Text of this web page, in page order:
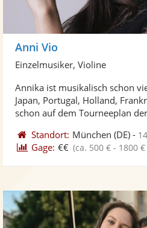
Anni Vio
Einzelmusiker, Violine
Annika ist musikalisch schon
Japan, Portugal, Holland,
schon auf dem Tourneeplan
Standort: München (DE) -
Gage: €€ (ca. 500 € - 1800